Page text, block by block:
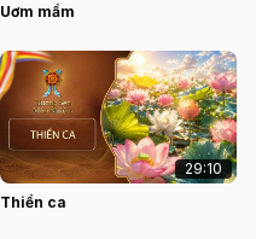
Uơm mầm
29:10
Thiền ca